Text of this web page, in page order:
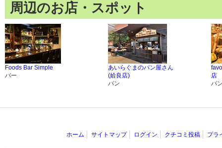
周辺のお店・スポット
Foods Bar Simple
バー
あいらぐまのパン屋さん
(姶良店)
パン
店
パ
ホーム サイトマップ ログイン クチコミ投稿 プラ